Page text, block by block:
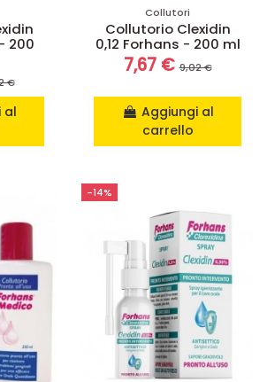
200
€
al
Collutori
Collutorio Clexidin
0,12 Forhans - 200 ml
7,67 €9,02 €
Aggiungi al
carrello
-14%